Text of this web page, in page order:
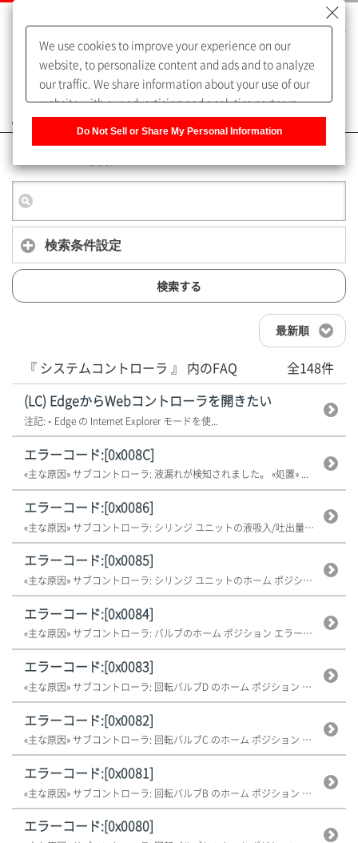
よくあるご質問（FAQ）
検索条件設定
検索する
最新順
『 システムコントローラ 』 内のFAQ 全148件
(LC) EdgeからWebコントローラを開きたい
注記: • Edge の Internet Explorer モードを使...
エラーコード:[0x008C]
«主な原因» サブコントローラ: 液漏れが検知されました。 «処置» ...
エラーコード:[0x0086]
«主な原因» サブコントローラ: シリンジ ユニットの液吸入/吐出量が範囲...
エラーコード:[0x0085]
«主な原因» サブコントローラ: シリンジ ユニットのホーム ポジション ...
エラーコード:[0x0084]
«主な原因» サブコントローラ: バルブのホーム ポジション エラーが起こ...
エラーコード:[0x0083]
«主な原因» サブコントローラ: 回転バルブD のホーム ポジション エラ...
エラーコード:[0x0082]
«主な原因» サブコントローラ: 回転バルブC のホーム ポジション エラ...
エラーコード:[0x0081]
«主な原因» サブコントローラ: 回転バルブB のホーム ポジション エラ...
エラーコード:[0x0080]
We use cookies to improve your experience on our
website, to personalize content and ads and to analyze
our traffic. We share information about your use of our
website with our advertising and analytics partners,
of our sharing information about you with our partners.
Information] to customize your cookie settings on our
website. Privacy Policy
Do Not Sell or Share My Personal Information